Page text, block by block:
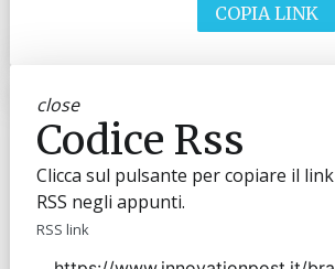
COPIA LINK
close
Codice Rss
Clicca sul pulsante per copiare il link
RSS negli appunti.
RSS link